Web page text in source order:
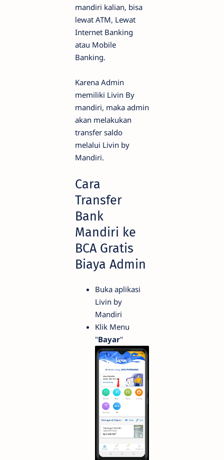
mandiri kalian, bisa
lewat ATM, Lewat
Internet Banking
atau Mobile
Banking.
Karena Admin
memiliki Livin By
mandiri, maka admin
akan melakukan
transfer saldo
melalui Livin by
Mandiri.
Cara
Transfer
Bank
Mandiri ke
BCA Gratis
Biaya Admin
Buka aplikasi
Livin by
Mandiri
Klik Menu
"Bayar"